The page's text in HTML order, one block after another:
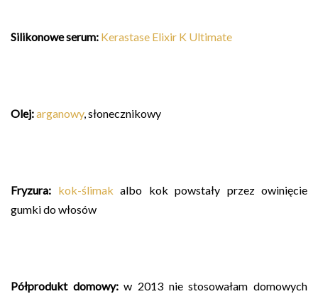
Silikonowe serum: Kerastase Elixir K Ultimate
Olej:arganowy, słonecznikowy
Fryzura: kok-ślimak albo kok powstały przez owinięcie
gumki do włosów
Półprodukt domowy:w 2013 nie stosowałam domowych